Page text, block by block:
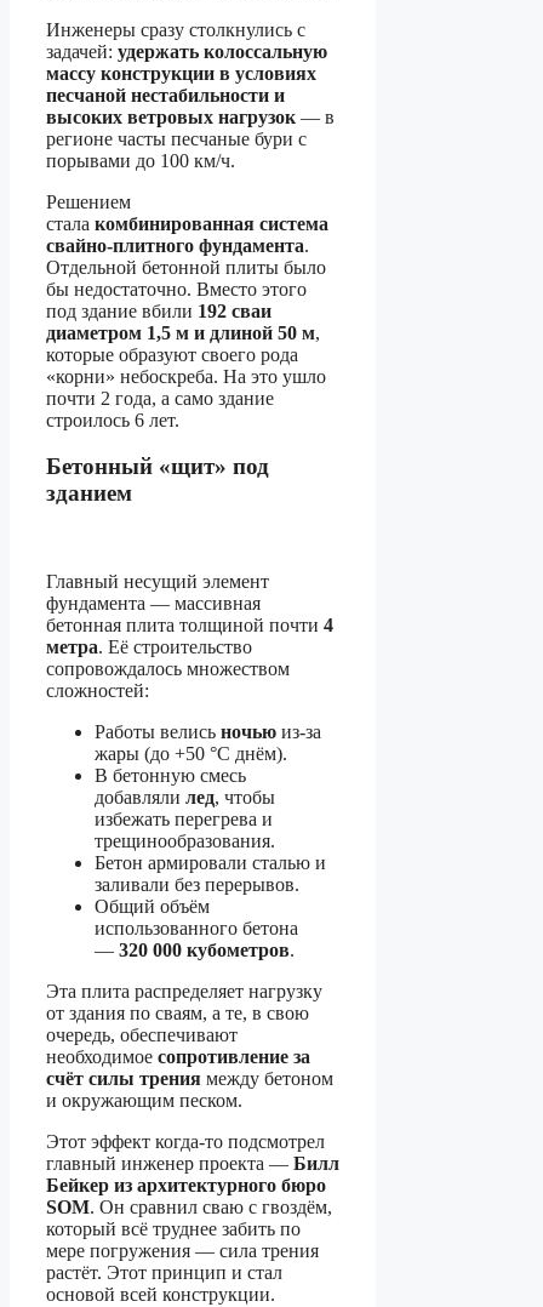
Инженеры сразу столкнулись с
задачей: удержать колоссальную
массу конструкции в условиях
песчаной нестабильности и
высоких ветровых нагрузок — в
регионе часты песчаные бури с
порывами до 100 км/ч.
Решением
стала комбинированная система
свайно-плитного фундамента.
Отдельной бетонной плиты было
бы недостаточно. Вместо этого
под здание вбили 192 сваи
диаметром 1,5 м и длиной 50 м,
которые образуют своего рода
«корни» небоскреба. На это ушло
почти 2 года, а само здание
строилось 6 лет.
Бетонный «щит» под
зданием
Главный несущий элемент
фундамента — массивная
бетонная плита толщиной почти 4
метра. Её строительство
сопровождалось множеством
сложностей:
Работы велись ночью из-за
жары (до +50 °C днём).
В бетонную смесь
добавляли лед, чтобы
избежать перегрева и
трещинообразования.
Бетон армировали сталью и
заливали без перерывов.
Общий объём
использованного бетона
— 320 000 кубометров.
Эта плита распределяет нагрузку
от здания по сваям, а те, в свою
очередь, обеспечивают
необходимое сопротивление за
счёт силы трения между бетоном
и окружающим песком.
Этот эффект когда-то подсмотрел
главный инженер проекта — Билл
Бейкер из архитектурного бюро
SOM. Он сравнил сваю с гвоздём,
который всё труднее забить по
мере погружения — сила трения
растёт. Этот принцип и стал
основой всей конструкции.